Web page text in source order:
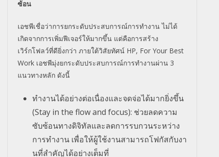
ซ้อน
เอชพีเชื่อว่าการยกระดับประสบการณ์การทำงาน ไม่ได้
เกิดจากการเพิ่มฟีเจอร์ให้มากขึ้น แต่คือการสร้าง
เวิร์กโฟลว์ที่ดียิ่งกว่า ภายใต้วิสัยทัศน์ HP, For Your Best
Work เอชพีมุ่งยกระดับประสบการณ์การทำงานผ่าน 3
แนวทางหลัก ดังนี้
ทำงานได้อย่างต่อเนื่องและจดจ่อได้มากยิ่งขึ้น
(Stay in the flow and focus): ช่วยลดความ
ซับซ้อนทางดิจิทัลและลดการรบกวนระหว่าง
การทำงาน เพื่อให้ผู้ใช้งานสามารถโฟกัสกับงา
นที่สำคัญได้อย่างเต็มที่